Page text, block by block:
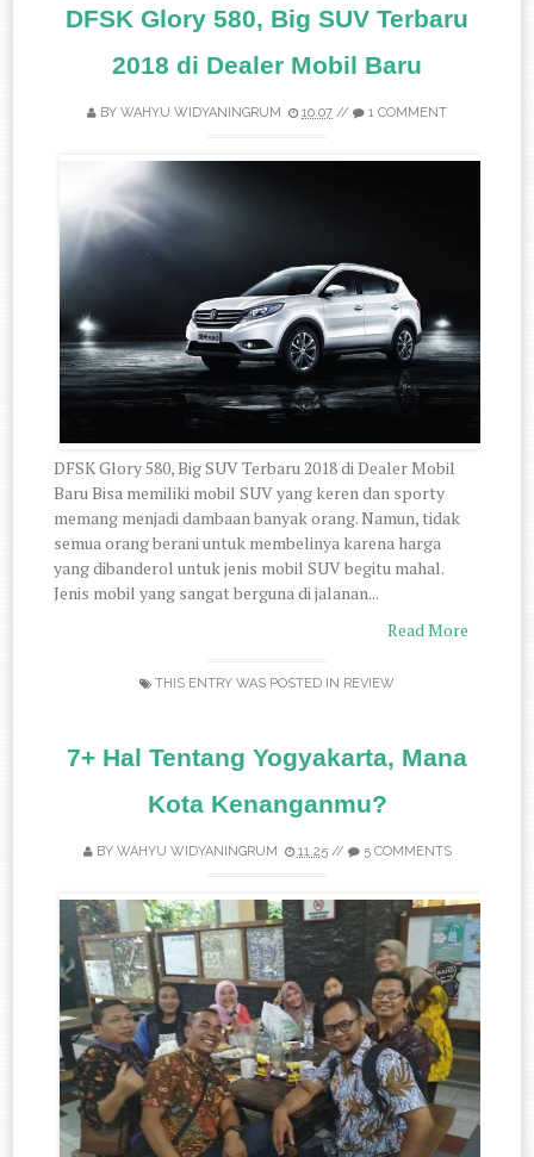
DFSK Glory 580, Big SUV Terbaru
2018 di Dealer Mobil Baru
BY WAHYU WIDYANINGRUM 10.07 // 1 COMMENT
DFSK Glory 580, Big SUV Terbaru 2018 di Dealer Mobil
Baru Bisa memiliki mobil SUV yang keren dan sporty
memang menjadi dambaan banyak orang. Namun, tidak
semua orang berani untuk membelinya karena harga
yang dibanderol untuk jenis mobil SUV begitu mahal.
Jenis mobil yang sangat berguna di jalanan...
Read More
THIS ENTRY WAS POSTED IN REVIEW
7+ Hal Tentang Yogyakarta, Mana
Kota Kenanganmu?
BY WAHYU WIDYANINGRUM 11.25// 5 COMMENTS